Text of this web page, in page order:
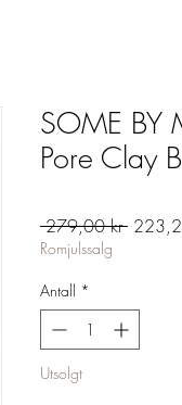
SOME BY
Pore Clay
279,00 kr Vanlig
Romjulssalg
Antall *
Utsolgt